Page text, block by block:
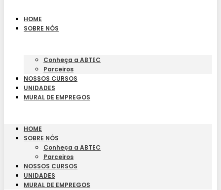
HOME
SOBRE NÓS
Conheça a ABTEC
Parceiros
NOSSOS CURSOS
UNIDADES
MURAL DE EMPREGOS
HOME
SOBRE NÓS
Conheça a ABTEC
Parceiros
NOSSOS CURSOS
UNIDADES
MURAL DE EMPREGOS